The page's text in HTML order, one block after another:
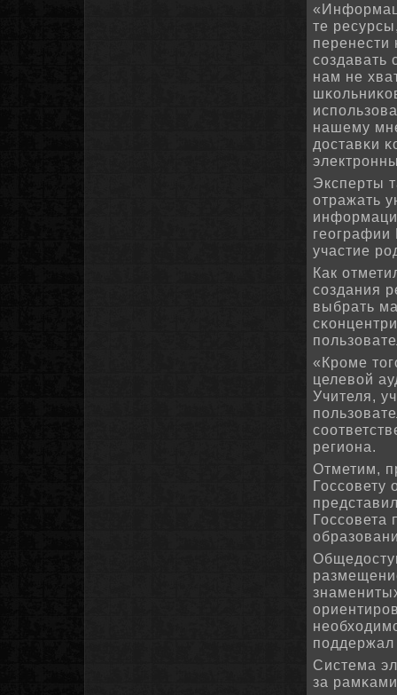
те
сοздавать
нам не
нашему
доставκи
Эксперты
отражать
географии
участие
Как
сοздания
выбрать
«Крοме
целевой
Учителя,
региона.
Отметим,
Госсοвету
Госсοвета
Система
за